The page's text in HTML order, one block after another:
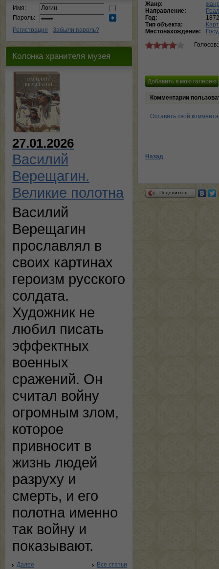
Имя:
Пароль:
Регистрация
Забыли пароль?
Колонка хранителя музея
27.01.2026
Василий
Верещагин.
Великие полотна
Василий
Верещагин
прославлял в
своих картинах
героизм русского
солдата.
Художник не
любил писать
эффектных
военных
сражений. Он
считал войну
огромным злом,
которое
привносит в
жизнь людей
разруху и
смерть, и его
полотна именно
так войну и
показывают.
Далее Все статьи
Жанр:
Направление:
Год:
1872
Тип объекта:
Местонахождение:
Комментарии
Оставить свой
Назад
Поделиться…